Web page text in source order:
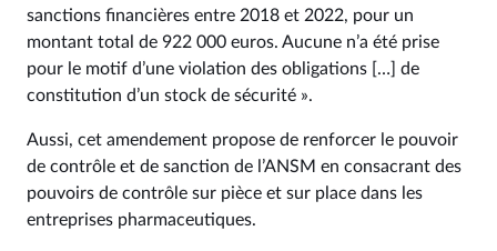
sanctions financières entre 2018 et 2022, pour un
montant total de 922 000 euros. Aucune n’a été prise
pour le motif d’une violation des obligations […] de
constitution d’un stock de sécurité ».
Aussi, cet amendement propose de renforcer le pouvoir
de contrôle et de sanction de l’ANSM en consacrant des
pouvoirs de contrôle sur pièce et sur place dans les
entreprises pharmaceutiques.